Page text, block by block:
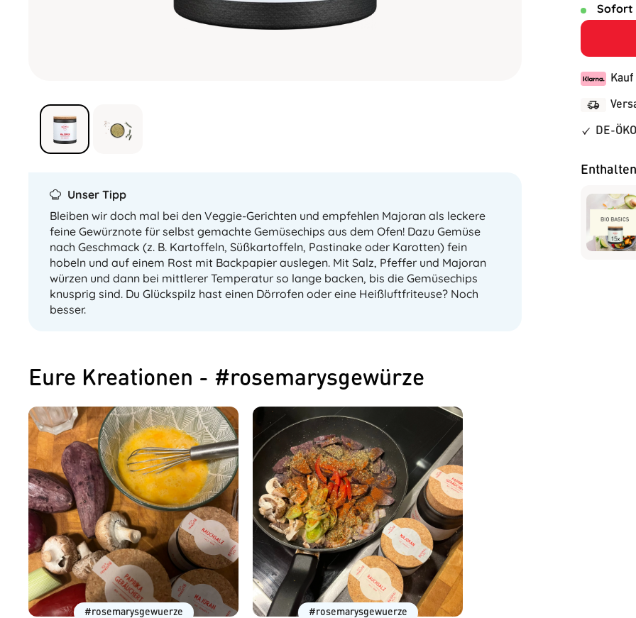
Sofort
Kauf
DE-
Unser Tipp
Bleiben wir doch mal bei den Veggie-Gerichten und empfehlen Majoran als leckere
feine Gewürznote für selbst gemachte Gemüsechips aus dem Ofen! Dazu Gemüse
nach Geschmack (z. B. Kartoffeln, Süßkartoffeln, Pastinake oder Karotten) fein
hobeln und auf einem Rost mit Backpapier auslegen. Mit Salz, Pfeffer und Majoran
würzen und dann bei mittlerer Temperatur so lange backen, bis die Gemüsechips
knusprig sind. Du Glückspilz hast einen Dörrofen oder eine Heißluftfriteuse? Noch
besser.
Eure Kreationen - #rosemarysgewürze
#rosemarysgewuerze #rosemarysgewuerze